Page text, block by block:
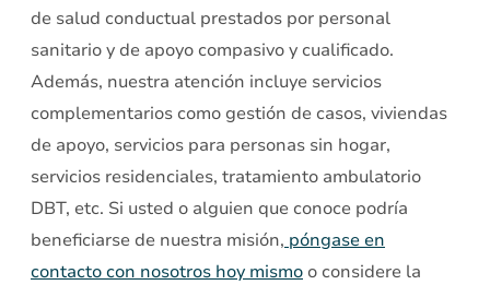
de salud conductual prestados por personal
sanitario y de apoyo compasivo y cualificado.
Además, nuestra atención incluye servicios
complementarios como gestión de casos, viviendas
de apoyo, servicios para personas sin hogar,
servicios residenciales, tratamiento ambulatorio
DBT, etc. Si usted o alguien que conoce podría
beneficiarse de nuestra misión, póngase en
contacto con nosotros hoy mismo o considere la